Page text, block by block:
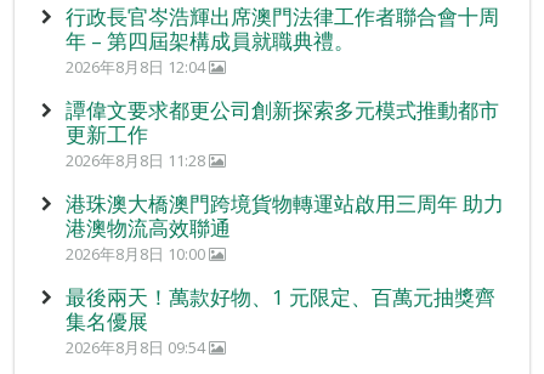
行政長官岑浩輝出席澳門法律工作者聯合會十周
年 – 第四屆架構成員就職典禮。
2026年8月8日 12:04
譚偉文要求都更公司創新探索多元模式推動都市
更新工作
2026年8月8日 11:28
港珠澳大橋澳門跨境貨物轉運站啟用三周年 助力
港澳物流高效聯通
2026年8月8日 10:00
最後兩天！萬款好物、1 元限定、百萬元抽獎齊
集名優展
2026年8月8日 09:54